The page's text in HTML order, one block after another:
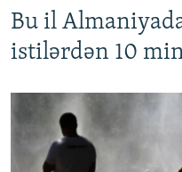
Bu il
istilərdən 10